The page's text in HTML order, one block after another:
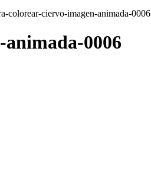
colorear-ciervo-imagen-animada-0006
0006